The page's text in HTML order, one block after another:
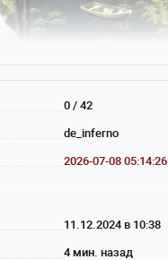
0 / 42
de_inferno
2026-07-08 05:14:26
11.12.2024 в 10:38
4 мин. назад